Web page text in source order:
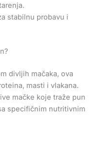
stabilnu probavu i
divljih mačaka, ova
masti i vlakana.
mačke koje traže pun
specifičnim nutritivnim